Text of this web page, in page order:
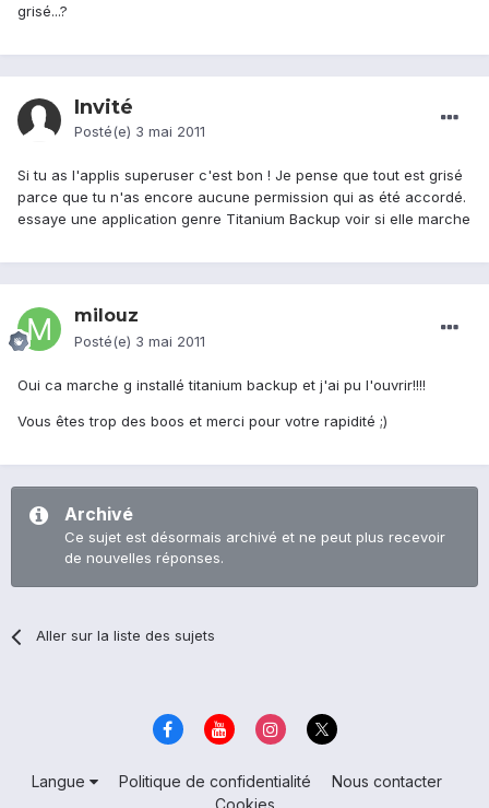
grisé...?
Invité
Posté(e) 3 mai 2011
Si tu as l'applis superuser c'est bon ! Je pense que tout est grisé
parce que tu n'as encore aucune permission qui as été accordé.
essaye une application genre Titanium Backup voir si elle marche
milouz
Posté(e) 3 mai 2011
Oui ca marche g installé titanium backup et j'ai pu l'ouvrir!!!!
Vous êtes trop des boos et merci pour votre rapidité ;)
Archivé
Ce sujet est désormais archivé et ne peut plus recevoir
de nouvelles réponses.
Aller sur la liste des sujets
Langue Politique de confidentialité
Nous contacter
Cookies